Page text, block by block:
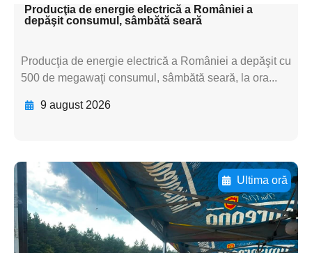
Producţia de energie electrică a României a
depăşit consumul, sâmbătă seară
Producţia de energie electrică a României a depăşit cu
500 de megawaţi consumul, sâmbătă seară, la ora...
9 august 2026
Ultima oră
Adaugă aici textul pentru
subtitluAdaugă aici
textul pentru